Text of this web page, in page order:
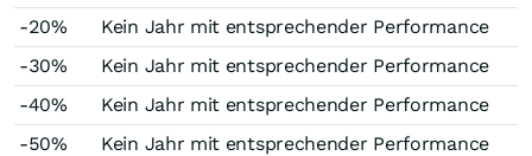
-20%
Kein Jahr mit entsprechender Performance
-30%
Kein Jahr mit entsprechender Performance
-40%
Kein Jahr mit entsprechender Performance
-50%
Kein Jahr mit entsprechender Performance